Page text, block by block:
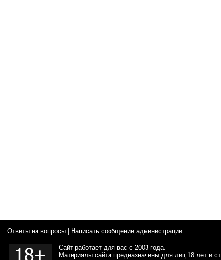
Ответы на вопросы Написать сообщение администрации
Сайт работает для вас с 2003 года.
Материалы сайта предназначены для лиц 18 лет и